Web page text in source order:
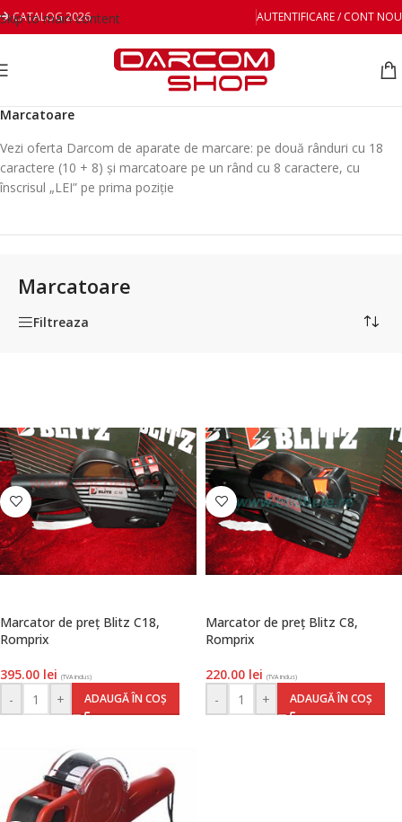
Skip to main content
CATALOG 2026 AUTENTIFICARE / CONT NOU
Ambalare si marcare Etichete preț și marcatoare
Marcatoare
Vezi oferta Darcom de aparate de marcare: pe două rânduri cu 18
caractere (10 + 8) și marcatoare pe un rând cu 8 caractere, cu
înscrisul „LEI” pe prima poziţie
Marcatoare
Filtreaza
Marcator de preţ Blitz C18,
Romprix
395.00 lei (TVA inclus)
- + ADAUGĂ ÎN COȘ
Marcator de preţ Blitz C8,
Romprix
220.00 lei (TVA inclus)
- + ADAUGĂ ÎN COȘ